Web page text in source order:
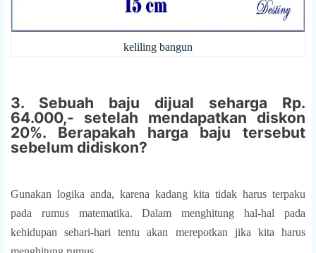
keliling bangun
3. Sebuah baju dijual seharga Rp.
64.000,- setelah mendapatkan diskon
20%. Berapakah harga baju tersebut
sebelum didiskon?
Gunakan logika anda, karena kadang kita tidak harus terpaku
pada rumus matematika. Dalam menghitung hal-hal pada
kehidupan sehari-hari tentu akan merepotkan jika kita harus